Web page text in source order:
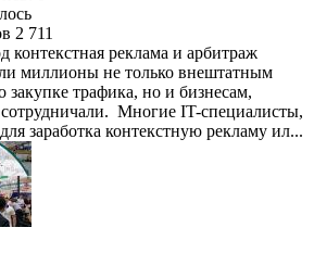
2 711
контекстная реклама и арбитраж
миллионы не только внештатным
закупке трафика, но и бизнесам,
Многие IT-специалисты,
заработка контекстную рекламу ил...